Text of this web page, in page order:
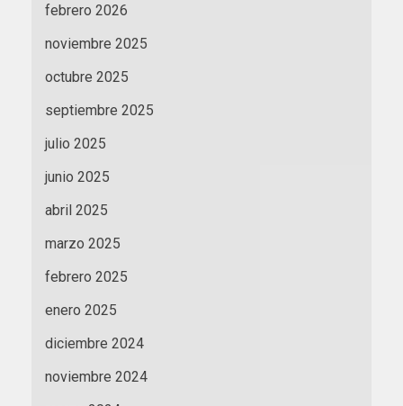
febrero 2026
noviembre 2025
octubre 2025
septiembre 2025
julio 2025
junio 2025
abril 2025
marzo 2025
febrero 2025
enero 2025
diciembre 2024
noviembre 2024